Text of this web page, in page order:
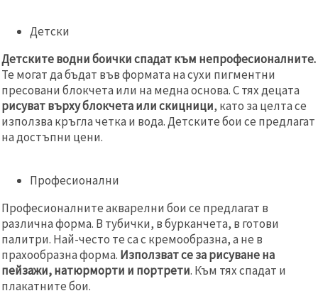
Детски
Детските водни боички спадат към непрофесионалните.
Те могат да бъдат във формата на сухи пигментни
пресовани блокчета или на медна основа. С тях децата
рисуват върху блокчета или скицници, като за целта се
използва кръгла четка и вода. Детските бои се предлагат
на достъпни цени.
Професионални
Професионалните акварелни бои се предлагат в
различна форма. В тубички, в бурканчета, в готови
палитри. Най-често те са с кремообразна, а не в
прахообразна форма. Използват се за рисуване на
пейзажи, натюрморти и портрети. Към тях спадат и
плакатните бои.